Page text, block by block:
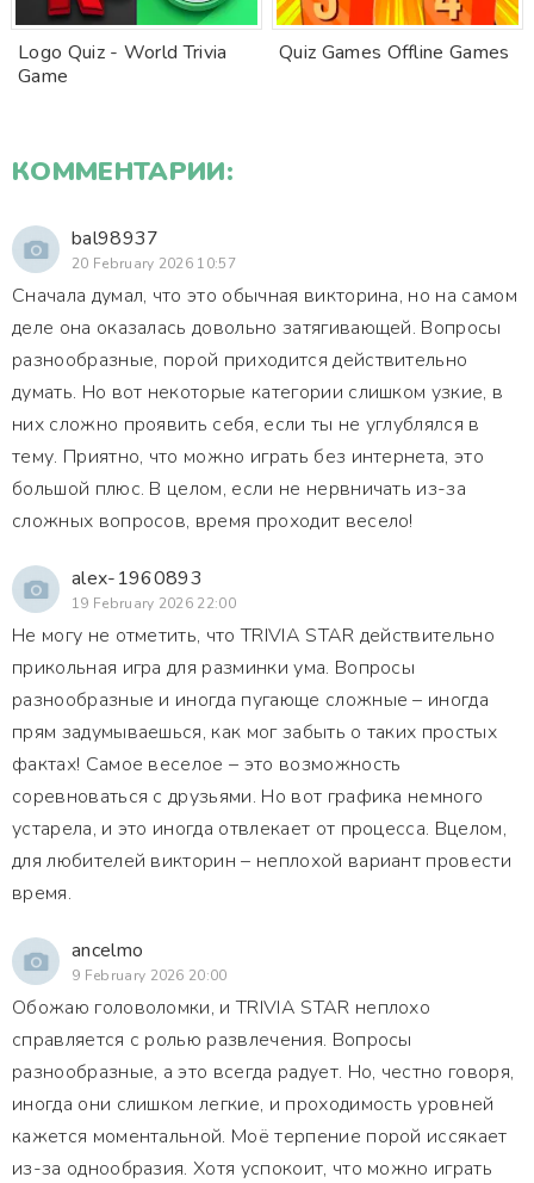
Logo Quiz - World Trivia
Game
Quiz Games Offline Games
КОММЕНТАРИИ:
bal98937
20 February 2026 10:57
Сначала думал, что это обычная викторина, но на самом
деле она оказалась довольно затягивающей. Вопросы
разнообразные, порой приходится действительно
думать. Но вот некоторые категории слишком узкие, в
них сложно проявить себя, если ты не углублялся в
тему. Приятно, что можно играть без интернета, это
большой плюс. В целом, если не нервничать из-за
сложных вопросов, время проходит весело!
alex-1960893
19 February 2026 22:00
Не могу не отметить, что TRIVIA STAR действительно
прикольная игра для разминки ума. Вопросы
разнообразные и иногда пугающе сложные – иногда
прям задумываешься, как мог забыть о таких простых
фактах! Самое веселое – это возможность
соревноваться с друзьями. Но вот графика немного
устарела, и это иногда отвлекает от процесса. Вцелом,
для любителей викторин – неплохой вариант провести
время.
ancelmo
9 February 2026 20:00
Обожаю головоломки, и TRIVIA STAR неплохо
справляется с ролью развлечения. Вопросы
разнообразные, а это всегда радует. Но, честно говоря,
иногда они слишком легкие, и проходимость уровней
кажется моментальной. Моё терпение порой иссякает
из-за однообразия. Хотя успокоит, что можно играть